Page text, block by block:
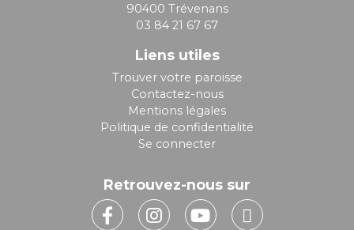
90400 Trévenans
03 84 21 67 67
Liens utiles
Trouver votre paroisse
Contactez-nous
Mentions légales
Politique de confidentialité
Se connecter
Retrouvez-nous sur